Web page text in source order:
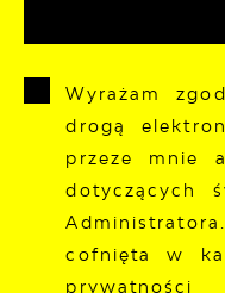
Wyrażam
drogą
przeze mnie
dotyczących
cofnięta w
prywatności